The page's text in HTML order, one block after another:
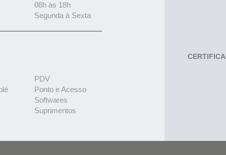
08h às 18h
Segunda à Sexta
PDV
Ponto e Acesso
Softwares
Suprimentos